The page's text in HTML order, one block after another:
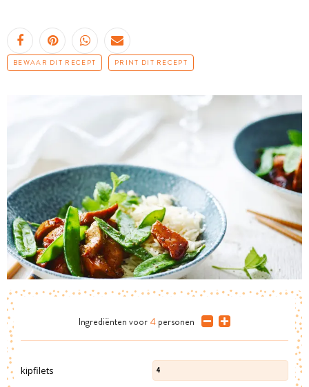
BEWAAR DIT RECEPT PRINT DIT RECEPT
Ingrediënten voor 4 personen
kipfilets 4